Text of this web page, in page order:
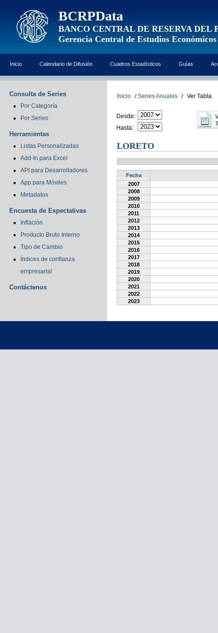
BCRPData
BANCO CENTRAL DE RESERVA DEL
Gerencia Central de Estudios Económicos
Inicio Calendario de Difusión Cuadros Estadísticos Guías
Consulta de Series
Por Categoría
Por Series
Herramientas
Listas Personalizadas
Add-In para Excel
API para Desarrolladores
App para Móviles
Metadatos
Encuesta de Expectativas
Inflación
Producto Bruto Interno
Tipo de Cambio
Índices de confianza
empresarial
Contáctenos
Inicio / Series Anuales / Ver Tabla
Desde:
Hasta:
LORETO
Fecha
2007
2008
2009
2010
2011
2012
2013
2014
2015
2016
2017
2018
2019
2020
2021
2022
2023